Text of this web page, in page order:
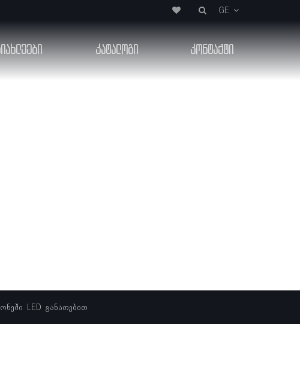
GE
კატალოგი კონტაქტი
LED განათებით